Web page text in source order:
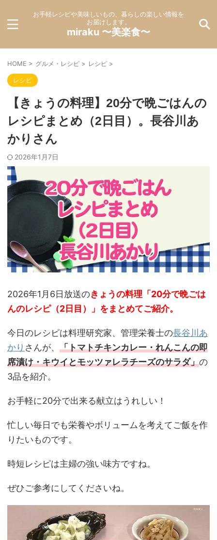
お手軽レシピや美味しいもの、暮らしの楽しい情報を
お届けします。
miraku 〜美楽食〜
HOME > グルメ・レシピ > レシピ >
レシピ
【きょうの料理】20分で晩ごはんの
レシピまとめ（2日目）。長谷川あ
かりさん
2026年1月7日
2026年1月6日放送のきょうの料理「20分で晩ごは
んのレシピ（2日目）」をまとめてご紹介。
今日のレシピは料理研究家、管理栄養士の長谷川あ
かり さんが、 「トマトチキンカレー・れんこんの即
席漬け・キウイとモッツァレラチーズのサラダ」の
3品を紹介。
お手軽に20分で出来る献立はうれしい！
忙しい毎日でも栄養やボリュームを考えてご飯を作
りたいものです。
時短レシピは主婦の強い味方ですね。
ぜひご参考にしてくださいね。